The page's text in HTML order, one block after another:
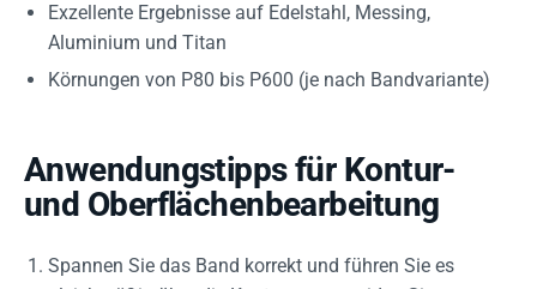
Exzellente Ergebnisse auf Edelstahl, Messing,
Aluminium und Titan
Körnungen von P80 bis P600 (je nach Bandvariante)
Anwendungstipps für Kontur-
und Oberflächenbearbeitung
Spannen Sie das Band korrekt und führen Sie es